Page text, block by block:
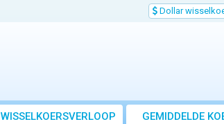
Dollar
WISSELKOERSVERLOOP GEMIDDELDE